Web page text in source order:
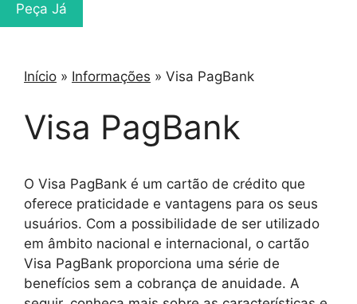
Peça Já
Início » Informações » Visa PagBank
Visa PagBank
O Visa PagBank é um cartão de crédito que
oferece praticidade e vantagens para os seus
usuários. Com a possibilidade de ser utilizado
em âmbito nacional e internacional, o cartão
Visa PagBank proporciona uma série de
benefícios sem a cobrança de anuidade. A